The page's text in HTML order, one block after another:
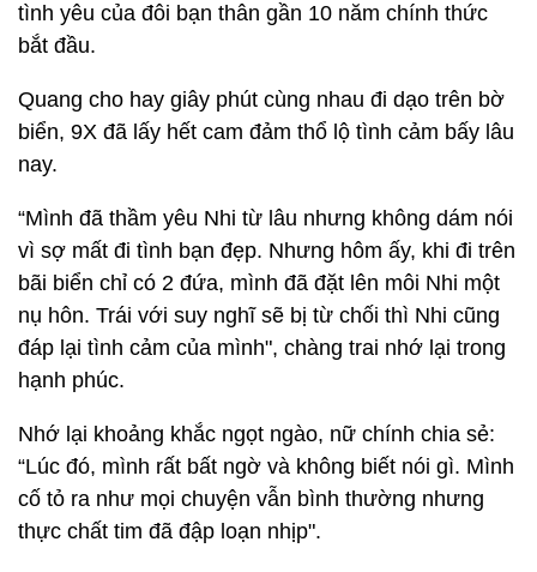
tình yêu của đôi bạn thân gần 10 năm chính thức
bắt đầu.
Quang cho hay giây phút cùng nhau đi dạo trên bờ
biển, 9X đã lấy hết cam đảm thổ lộ tình cảm bấy lâu
nay.
“Mình đã thầm yêu Nhi từ lâu nhưng không dám nói
vì sợ mất đi tình bạn đẹp. Nhưng hôm ấy, khi đi trên
bãi biển chỉ có 2 đứa, mình đã đặt lên môi Nhi một
nụ hôn. Trái với suy nghĩ sẽ bị từ chối thì Nhi cũng
đáp lại tình cảm của mình", chàng trai nhớ lại trong
hạnh phúc.
Nhớ lại khoảng khắc ngọt ngào, nữ chính chia sẻ:
“Lúc đó, mình rất bất ngờ và không biết nói gì. Mình
cố tỏ ra như mọi chuyện vẫn bình thường nhưng
thực chất tim đã đập loạn nhịp".